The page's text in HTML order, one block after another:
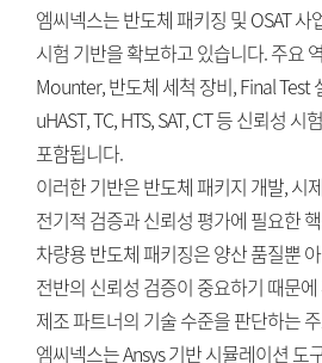
엠씨넥스는 반도체 패키징 및 OSAT 사
시험 기반을 확보하고 있습니다. 주요
Mounter, 반도체 세척 장비, Final Test
uHAST, TC, HTS, SAT, CT 등 신뢰성 시
포함됩니다.
이러한 기반은 반도체 패키지 개발, 시
전기적 검증과 신뢰성 평가에 필요한
차량용 반도체 패키징은 양산 품질뿐
전반의 신뢰성 검증이 중요하기 때문
제조 파트너의 기술 수준을 판단하는
엠씨넥스는 Ansys 기반 시뮬레이션 도